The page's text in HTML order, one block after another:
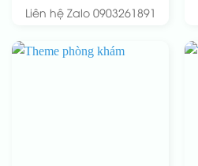
Liên hệ Zalo 0903261891